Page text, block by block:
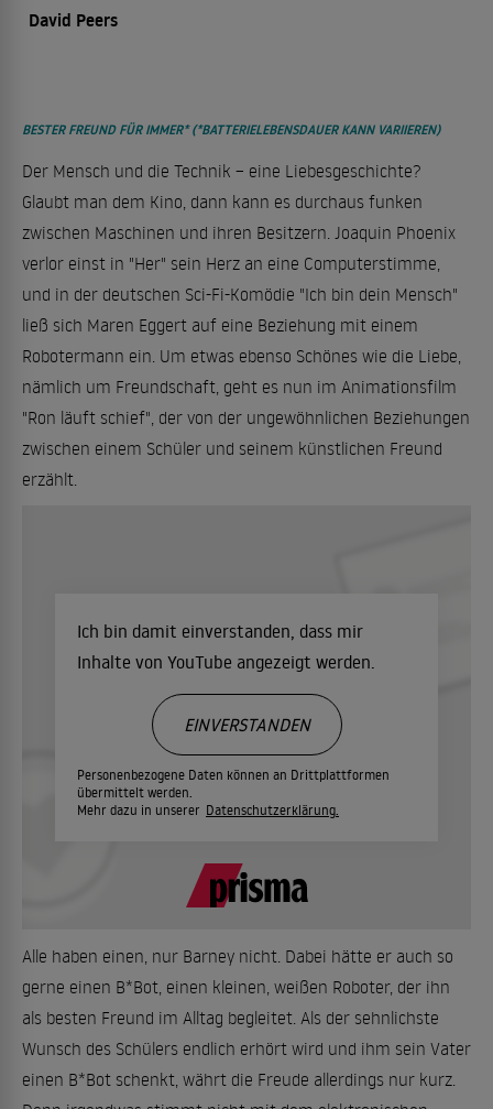
David Peers
BESTER FREUND FÜR IMMER* (*BATTERIELEBENSDAUER KANN VARIIEREN)
Der Mensch und die Technik – eine Liebesgeschichte?
Glaubt man dem Kino, dann kann es durchaus funken
zwischen Maschinen und ihren Besitzern. Joaquin Phoenix
verlor einst in "Her" sein Herz an eine Computerstimme,
und in der deutschen Sci-Fi-Komödie "Ich bin dein Mensch"
ließ sich Maren Eggert auf eine Beziehung mit einem
Robotermann ein. Um etwas ebenso Schönes wie die Liebe,
nämlich um Freundschaft, geht es nun im Animationsfilm
"Ron läuft schief", der von der ungewöhnlichen Beziehungen
zwischen einem Schüler und seinem künstlichen Freund
erzählt.
Ich bin damit einverstanden, dass mir
Inhalte von YouTube angezeigt werden.
Personenbezogene Daten können an Drittplattformen
übermittelt werden.
Mehr dazu in unserer Datenschutzerklärung.
EINVERSTANDEN
Alle haben einen, nur Barney nicht. Dabei hätte er auch so
gerne einen B*Bot, einen kleinen, weißen Roboter, der ihn
als besten Freund im Alltag begleitet. Als der sehnlichste
Wunsch des Schülers endlich erhört wird und ihm sein Vater
einen B*Bot schenkt, währt die Freude allerdings nur kurz.